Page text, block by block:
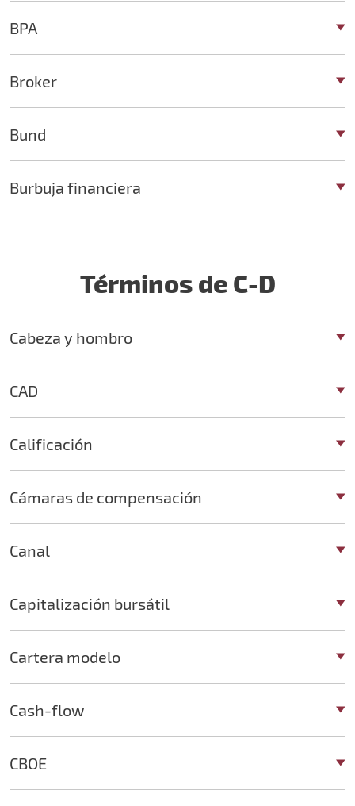
BPA
Broker
Bund
Burbuja financiera
Términos de C-D
Cabeza y hombro
CAD
Calificación
Cámaras de compensación
Canal
Capitalización bursátil
Cartera modelo
Cash-flow
CBOE